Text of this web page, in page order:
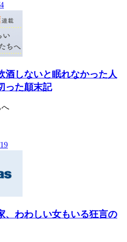
酒しないと眠れなかった人
った顛末記
へ
、わわしい女もいる狂言の